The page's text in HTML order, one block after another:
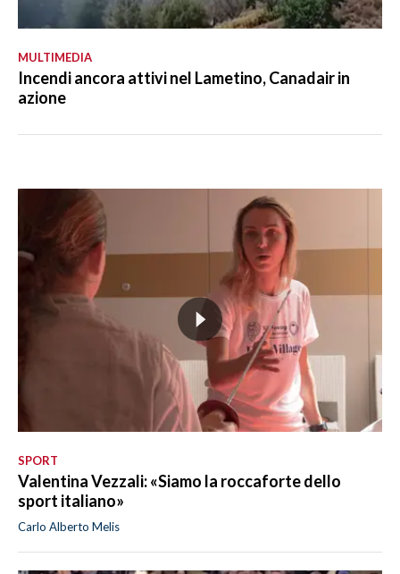
MULTIMEDIA
Incendi ancora attivi nel Lametino, Canadair in
azione
SPORT
Valentina Vezzali: «Siamo la roccaforte dello
sport italiano»
Carlo Alberto Melis